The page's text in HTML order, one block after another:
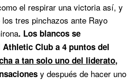
el respirar una victoria así, y
tres pinchazos ante Rayo
. Los blancos se
Athletic Club a 4 puntos del
a tan solo uno del liderato,
y después de hacer uno